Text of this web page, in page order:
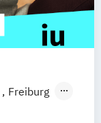
Freiburg